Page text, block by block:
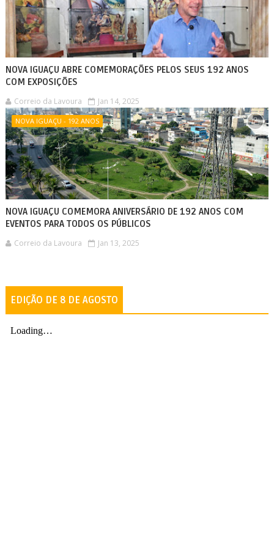
NOVA IGUAÇU ABRE COMEMORAÇÕES PELOS SEUS 192 ANOS
COM EXPOSIÇÕES
Correio da Lavoura Jan 14, 2025
NOVA IGUAÇU - 192 ANOS
NOVA IGUAÇU COMEMORA ANIVERSÁRIO DE 192 ANOS COM
EVENTOS PARA TODOS OS PÚBLICOS
Correio da Lavoura Jan 13, 2025
EDIÇÃO DE 8 DE AGOSTO